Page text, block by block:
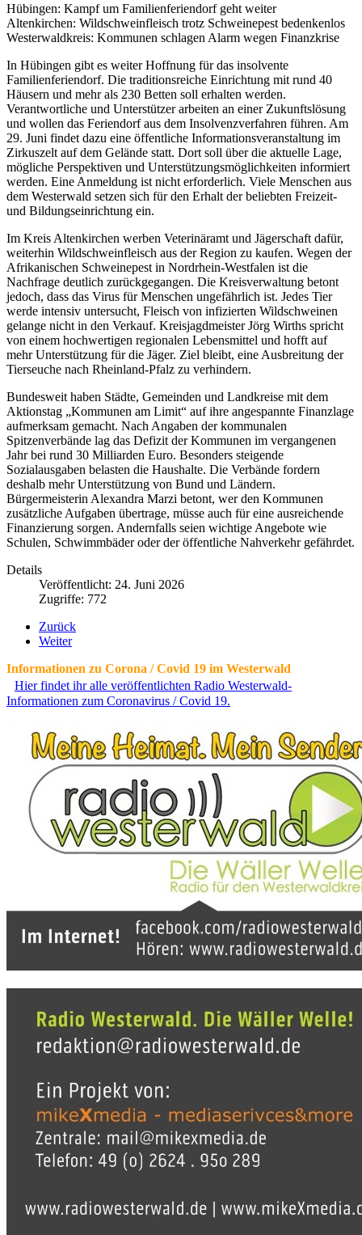
Hübingen: Kampf um Familienferiendorf geht weiter
Altenkirchen: Wildschweinfleisch trotz Schweinepest bedenkenlos
Westerwaldkreis: Kommunen schlagen Alarm wegen Finanzkrise
In Hübingen gibt es weiter Hoffnung für das insolvente
Familienferiendorf. Die traditionsreiche Einrichtung mit rund 40
Häusern und mehr als 230 Betten soll erhalten werden.
Verantwortliche und Unterstützer arbeiten an einer Zukunftslösung
und wollen das Feriendorf aus dem Insolvenzverfahren führen. Am
29. Juni findet dazu eine öffentliche Informationsveranstaltung im
Zirkuszelt auf dem Gelände statt. Dort soll über die aktuelle Lage,
mögliche Perspektiven und Unterstützungsmöglichkeiten informiert
werden. Eine Anmeldung ist nicht erforderlich. Viele Menschen aus
dem Westerwald setzen sich für den Erhalt der beliebten Freizeit-
und Bildungseinrichtung ein.
Im Kreis Altenkirchen werben Veterinäramt und Jägerschaft dafür,
weiterhin Wildschweinfleisch aus der Region zu kaufen. Wegen der
Afrikanischen Schweinepest in Nordrhein-Westfalen ist die
Nachfrage deutlich zurückgegangen. Die Kreisverwaltung betont
jedoch, dass das Virus für Menschen ungefährlich ist. Jedes Tier
werde intensiv untersucht, Fleisch von infizierten Wildschweinen
gelange nicht in den Verkauf. Kreisjagdmeister Jörg Wirths spricht
von einem hochwertigen regionalen Lebensmittel und hofft auf
mehr Unterstützung für die Jäger. Ziel bleibt, eine Ausbreitung der
Tierseuche nach Rheinland-Pfalz zu verhindern.
Bundesweit haben Städte, Gemeinden und Landkreise mit dem
Aktionstag „Kommunen am Limit“ auf ihre angespannte Finanzlage
aufmerksam gemacht. Nach Angaben der kommunalen
Spitzenverbände lag das Defizit der Kommunen im vergangenen
Jahr bei rund 30 Milliarden Euro. Besonders steigende
Sozialausgaben belasten die Haushalte. Die Verbände fordern
deshalb mehr Unterstützung von Bund und Ländern.
Bürgermeisterin Alexandra Marzi betont, wer den Kommunen
zusätzliche Aufgaben übertrage, müsse auch für eine ausreichende
Finanzierung sorgen. Andernfalls seien wichtige Angebote wie
Schulen, Schwimmbäder oder der öffentliche Nahverkehr gefährdet.
Details
Veröffentlicht: 24. Juni 2026
Zugriffe: 772
Zurück
Weiter
Informationen zu Corona / Covid 19 im Westerwald
Hier findet ihr alle veröffentlichten Radio Westerwald-
Informationen zum Coronavirus / Covid 19.